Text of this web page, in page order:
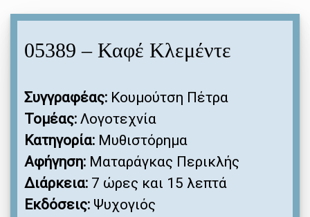
05389 – Καφέ Κλεμέντε
Συγγραφέας: Κουμούτση Πέτρα
Τομέας: Λογοτεχνία
Κατηγορία: Μυθιστόρημα
Αφήγηση: Ματαράγκας Περικλής
Διάρκεια: 7 ώρες και 15 λεπτά
Εκδόσεις: Ψυχογιός